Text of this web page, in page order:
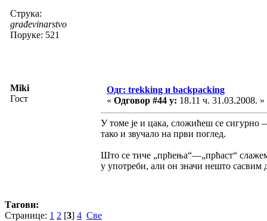
Струка:
građevinarstvo
Поруке: 521
Miki
Гост
Одг: trekking и backpacking
« Одговор #44 у: 18.11 ч. 31.03.2008. »
У томе је и цака, сложићеш се сигурно
тако и звучало на први поглед.
Што се тиче „прћења“—„прћаст“ слажем
у употреби, али он значи нешто сасвим
Тагови:
Странице: 1 2 [3] 4 Све